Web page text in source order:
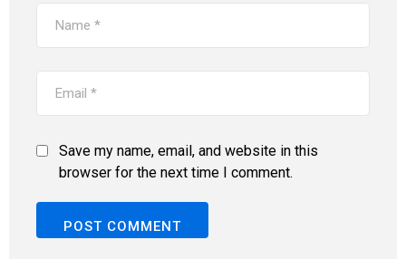
Save my name, email, and website in this
browser for the next time I comment.